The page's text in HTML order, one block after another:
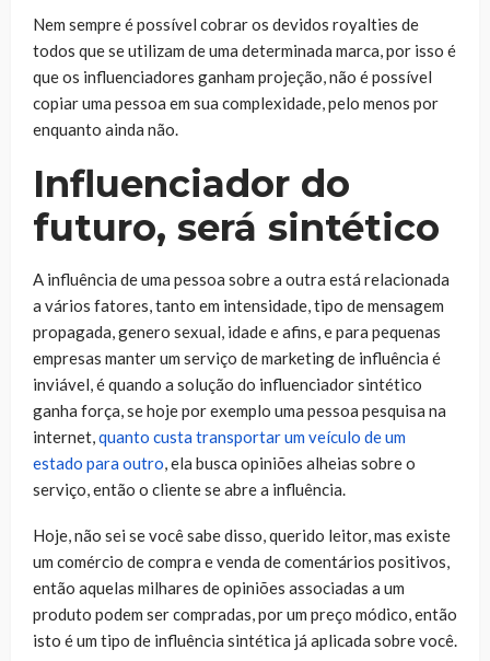
Nem sempre é possível cobrar os devidos royalties de
todos que se utilizam de uma determinada marca, por isso é
que os influenciadores ganham projeção, não é possível
copiar uma pessoa em sua complexidade, pelo menos por
enquanto ainda não.
Influenciador do
futuro, será sintético
A influência de uma pessoa sobre a outra está relacionada
a vários fatores, tanto em intensidade, tipo de mensagem
propagada, genero sexual, idade e afins, e para pequenas
empresas manter um serviço de marketing de influência é
inviável, é quando a solução do influenciador sintético
ganha força, se hoje por exemplo uma pessoa pesquisa na
internet,quanto custa transportar um veículo de um
estado para outro, ela busca opiniões alheias sobre o
serviço, então o cliente se abre a influência.
Hoje, não sei se você sabe disso, querido leitor, mas existe
um comércio de compra e venda de comentários positivos,
então aquelas milhares de opiniões associadas a um
produto podem ser compradas, por um preço módico, então
isto é um tipo de influência sintética já aplicada sobre você.